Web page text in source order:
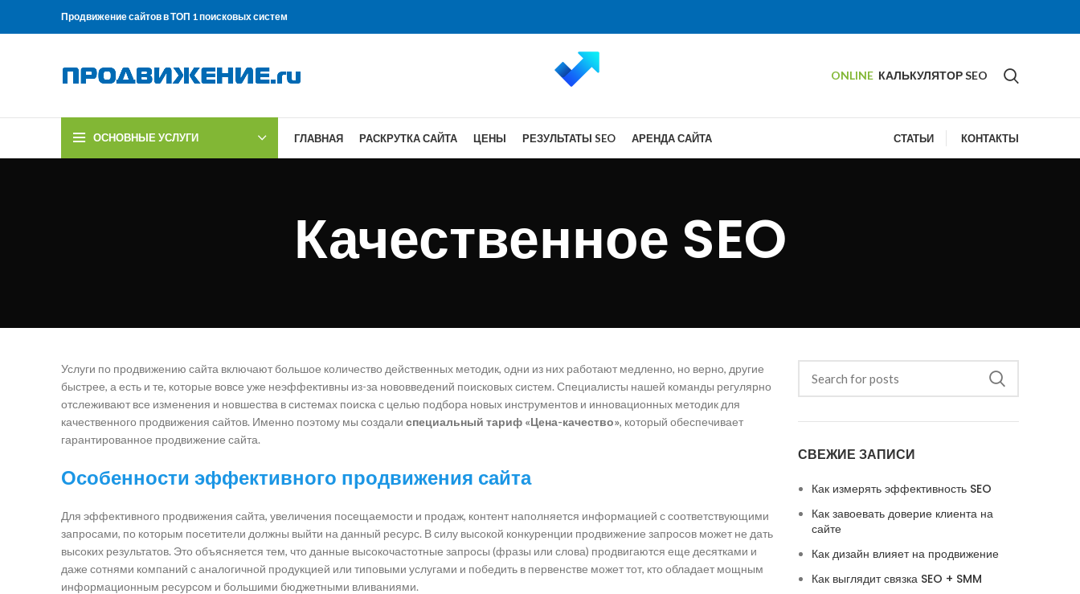
Продвижение сайтов в ТОП 1 поисковых систем
ONLINE КАЛЬКУЛЯТОР SEO
ОСНОВНЫЕ УСЛУГИ ГЛАВНАЯ РАСКРУТКА САЙТА ЦЕНЫ РЕЗУЛЬТАТЫ SEO АРЕНДА САЙТА СТАТЬИ КОНТАКТЫ
Качественное SEO
Услуги по продвижению сайта включают большое количество действенных методик, одни из них работают медленно, но верно, другие
быстрее, а есть и те, которые вовсе уже неэффективны из-за нововведений поисковых систем. Специалисты нашей команды регулярно
отслеживают все изменения и новшества в системах поиска с целью подбора новых инструментов и инновационных методик для
качественного продвижения сайтов. Именно поэтому мы создали специальный тариф «Цена-качество», который обеспечивает
гарантированное продвижение сайта.
Особенности эффективного продвижения сайта
Для эффективного продвижения сайта, увеличения посещаемости и продаж, контент наполняется информацией с соответствующими
запросами, по которым посетители должны выйти на данный ресурс. В силу высокой конкуренции продвижение запросов может не дать
высоких результатов. Это объясняется тем, что данные высокочастотные запросы (фразы или слова) продвигаются еще десятками и
даже сотнями компаний с аналогичной продукцией или типовыми услугами и победить в первенстве может тот, кто обладает мощным
информационным ресурсом и большими бюджетными вливаниями.
СВЕЖИЕ ЗАПИСИ
Как измерять эффективность SEO
Как завоевать доверие клиента на
сайте
Как дизайн влияет на продвижение
Как выглядит связка SEO + SMM